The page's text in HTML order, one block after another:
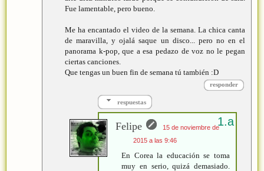
Fue lamentable, pero bueno.
Me ha encantado el video de la semana. La chica canta
de maravilla, y ojalá saque un disco... pero no en el
panorama k-pop, que a esa pedazo de voz no le pegan
ciertas canciones.
Que tengas un buen fin de semana tú también :D
responder
respuestas
Felipe
15 de noviembre de
2015 a las 9:46
En Corea la educación se toma
muy en serio, quizá demasiado.